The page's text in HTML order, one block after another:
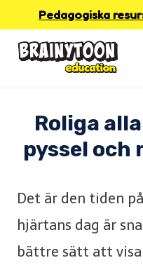
content
Pedagogiska
Roliga
pyssel och
Det är den tiden
hjärtans dag är
bättre sätt att